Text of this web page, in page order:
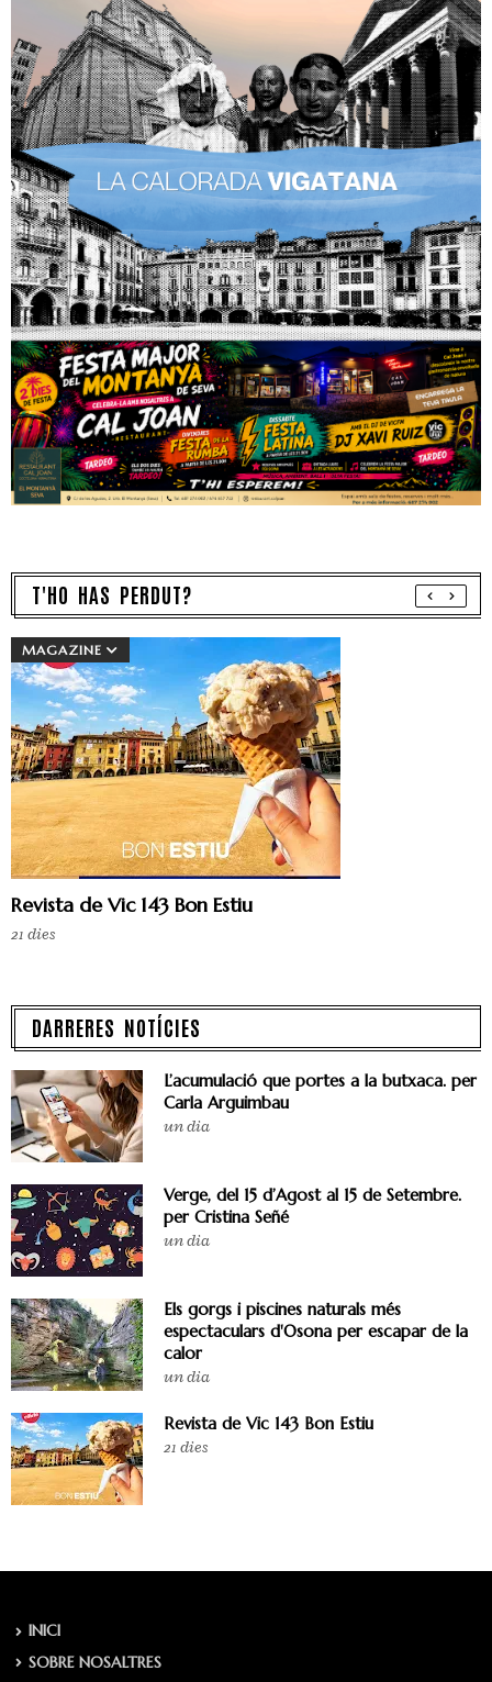
T'HO HAS PERDUT?
MAGAZINE
Revista de Vic 143 Bon Estiu
21 dies
DARRERES NOTÍCIES
L’acumulació que portes a la butxaca. per
Carla Arguimbau
un dia
Verge, del 15 d’Agost al 15 de Setembre.
per Cristina Señé
un dia
Els gorgs i piscines naturals més
espectaculars d'Osona per escapar de la
calor
un dia
Revista de Vic 143 Bon Estiu
21 dies
INICI
SOBRE NOSALTRES